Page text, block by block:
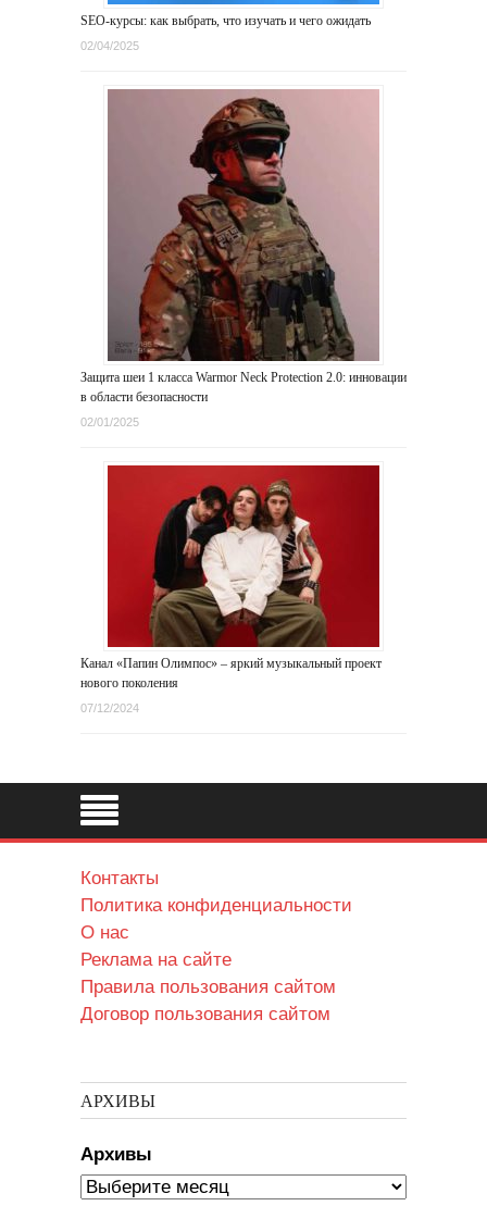
SEO-курсы: как выбрать, что изучать и чего ожидать
02/04/2025
Защита шеи 1 класса Warmor Neck Protection 2.0: инновации
в области безопасности
02/01/2025
Канал «Папин Олимпос» – яркий музыкальный проект
нового поколения
07/12/2024
Контакты
Политика конфиденциальности
О нас
Реклама на сайте
Правила пользования сайтом
Договор пользования сайтом
АРХИВЫ
Архивы